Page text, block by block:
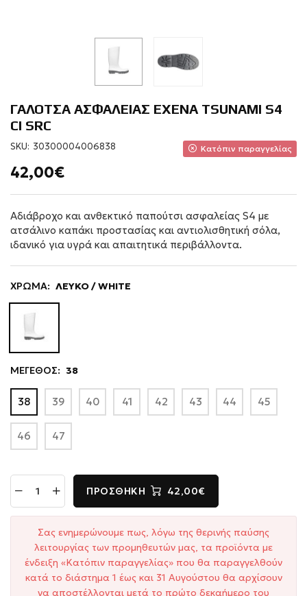
ΓΑΛΟΤΣΑ ΑΣΦΑΛΕΙΑΣ EXENA TSUNAMI S4
CI SRC
SKU: 30300004006838 Κατόπιν παραγγελίας
42,00€
Αδιάβροχο και ανθεκτικό παπούτσι ασφαλείας S4 με
ατσάλινο καπάκι προστασίας και αντιολισθητική σόλα,
ιδανικό για υγρά και απαιτητικά περιβάλλοντα.
ΧΡΩΜΑ: ΛΕΥΚΟ / WHITE
ΜΕΓΕΘΟΣ: 38
38 39 40 41 42 43 44 45
46 47
ΠΡΟΣΘΉΚΗ 42,00€
Σας ενημερώνουμε πως, λόγω της θερινής παύσης
λειτουργίας των προμηθευτών μας, τα προϊόντα με
ένδειξη «Κατόπιν παραγγελίας» που θα παραγγελθούν
κατά το διάστημα 1 έως και 31 Αυγούστου θα αρχίσουν
να αποστέλλονται μετά το πρώτο δεκαήμερο του